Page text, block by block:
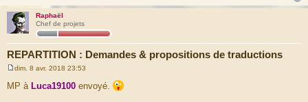
Raphaël
Chef de projets
REPARTITION : Demandes & propositions de traductions
e
s
dim. 8 avr. 2018 23:53
MP à Luca19100 envoyé.